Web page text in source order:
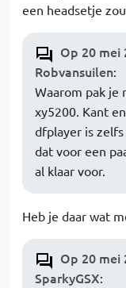
een headsetje
Op 20 mei
Robvansuilen:
Waarom pak je
xy5200. Kant
dfplayer is
dat voor een
al klaar voor.
Heb je daar wat
Op 20 mei
SparkyGSX: